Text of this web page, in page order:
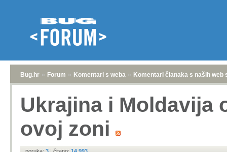
Bug.hr » Forum » Komentari s weba » Komentari članaka s naših web
Ukrajina i Moldavija
ovoj zoni